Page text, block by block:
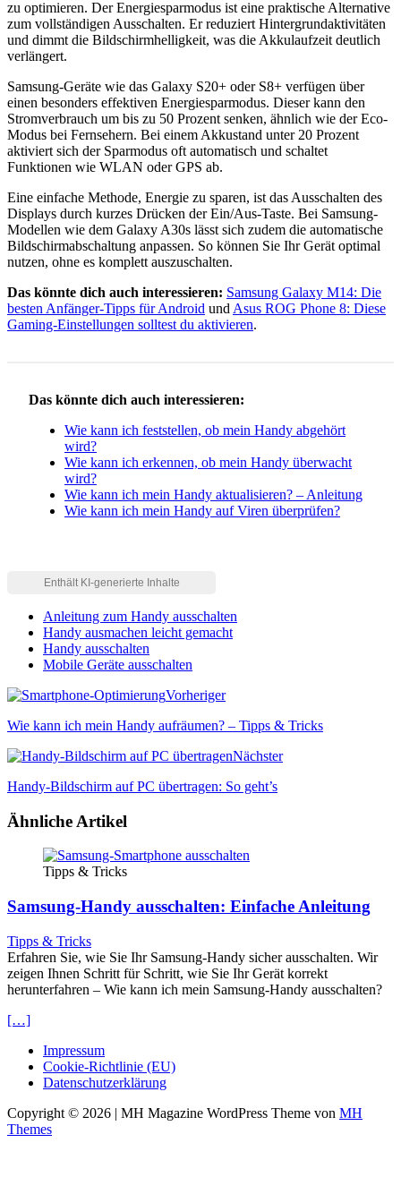
zu optimieren. Der Energiesparmodus ist eine praktische Alternative
zum vollständigen Ausschalten. Er reduziert Hintergrundaktivitäten
und dimmt die Bildschirmhelligkeit, was die Akkulaufzeit deutlich
verlängert.
Samsung-Geräte wie das Galaxy S20+ oder S8+ verfügen über
einen besonders effektiven Energiesparmodus. Dieser kann den
Stromverbrauch um bis zu 50 Prozent senken, ähnlich wie der Eco-
Modus bei Fernsehern. Bei einem Akkustand unter 20 Prozent
aktiviert sich der Sparmodus oft automatisch und schaltet
Funktionen wie WLAN oder GPS ab.
Eine einfache Methode, Energie zu sparen, ist das Ausschalten des
Displays durch kurzes Drücken der Ein/Aus-Taste. Bei Samsung-
Modellen wie dem Galaxy A30s lässt sich zudem die automatische
Bildschirmabschaltung anpassen. So können Sie Ihr Gerät optimal
nutzen, ohne es komplett auszuschalten.
Das könnte dich auch interessieren: Samsung Galaxy M14: Die
besten Anfänger-Tipps für Android und Asus ROG Phone 8: Diese
Gaming-Einstellungen solltest du aktivieren.
Das könnte dich auch interessieren:
Wie kann ich feststellen, ob mein Handy abgehört
wird?
Wie kann ich erkennen, ob mein Handy überwacht
wird?
Wie kann ich mein Handy aktualisieren? – Anleitung
Wie kann ich mein Handy auf Viren überprüfen?
Anleitung zum Handy ausschalten
Handy ausmachen leicht gemacht
Handy ausschalten
Mobile Geräte ausschalten
Vorheriger
Wie kann ich mein Handy aufräumen? – Tipps & Tricks
Nächster
Handy-Bildschirm auf PC übertragen: So geht’s
Ähnliche Artikel
Tipps & Tricks
Samsung-Handy ausschalten: Einfache Anleitung
Tipps & Tricks
Erfahren Sie, wie Sie Ihr Samsung-Handy sicher ausschalten. Wir
zeigen Ihnen Schritt für Schritt, wie Sie Ihr Gerät korrekt
herunterfahren – Wie kann ich mein Samsung-Handy ausschalten?
[…]
Impressum
Cookie-Richtlinie (EU)
Datenschutzerklärung
Copyright © 2026 | MH Magazine WordPress Theme von MH
Themes